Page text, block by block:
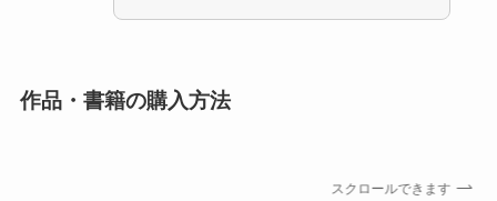
作品・書籍の購入方法
スクロールできます